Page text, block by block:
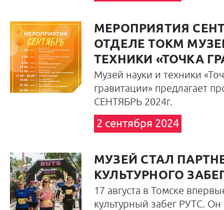
МЕРОПРИЯТИЯ
ОТДЕЛЕ ТОКМ
ТЕХНИКИ «ТОЧКА
Музей науки и техники
гравитации» предлагает
СЕНТЯБРЬ 2024г.
2 сентября 2024
МУЗЕЙ СТАЛ
КУЛЬТУРНОГО
17 августа в Томске
культурный забег РУТС. Он